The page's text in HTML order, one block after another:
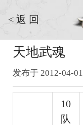
< 返 回
天地武魂
发布于 2012-04-01
10
队